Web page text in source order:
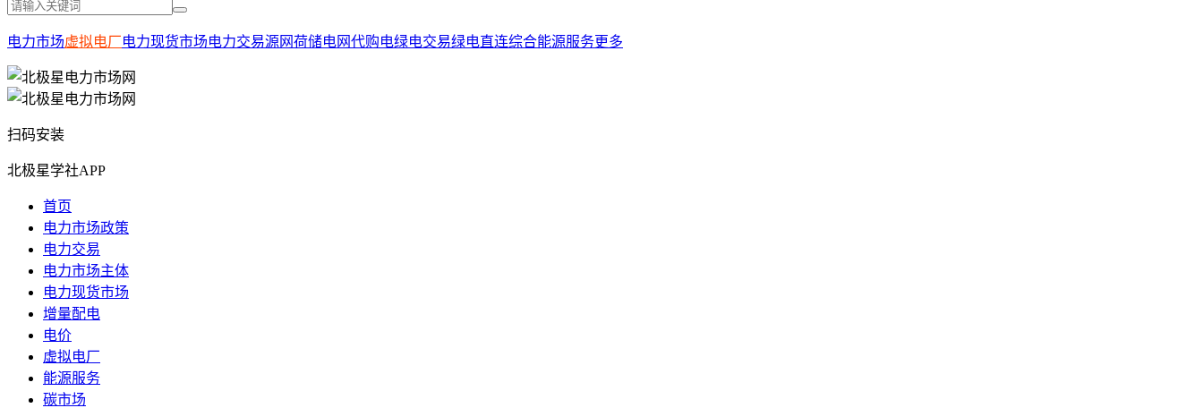
电力市场虚拟电厂电力现货市场电力交易源网荷储电网代购电绿电交易绿电直连综合能源服务更多
扫码安装
北极星学社APP
首页
电力市场政策
电力交易
电力市场主体
电力现货市场
增量配电
电价
虚拟电厂
能源服务
碳市场